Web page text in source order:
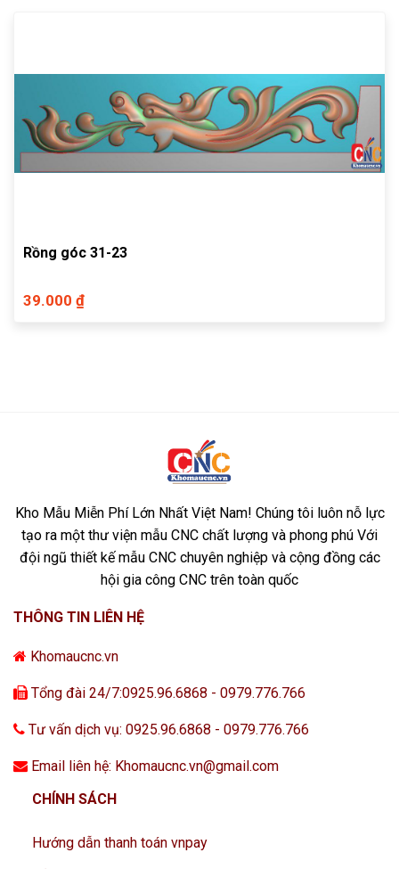
Rồng góc 31-23
39.000 ₫
Kho Mẫu Miễn Phí Lớn Nhất Việt Nam! Chúng tôi luôn nỗ lực
tạo ra một thư viện mẫu CNC chất lượng và phong phú Với
đội ngũ thiết kế mẫu CNC chuyên nghiệp và cộng đồng các
hội gia công CNC trên toàn quốc
THÔNG TIN LIÊN HỆ
Khomaucnc.vn
Tổng đài 24/7:0925.96.6868 - 0979.776.766
Tư vấn dịch vụ: 0925.96.6868 - 0979.776.766
Email liên hệ: Khomaucnc.vn@gmail.com
CHÍNH SÁCH
Hướng dẫn thanh toán vnpay